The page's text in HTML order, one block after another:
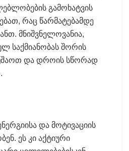
გამოხატვის
რაც წარმატებამდე
მნიშვნელოვანია,
საქმიანობას შორის
და დროის სწორად
და მოტივაციის
ეს კი აქტიური